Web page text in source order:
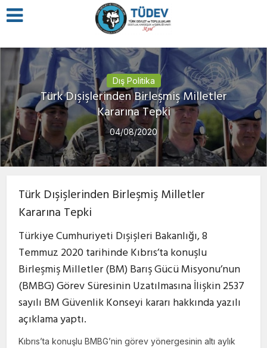
Dış Politika
Türk Dışişlerinden Birleşmiş Milletler
Kararına Tepki
04/08/2020
Türk Dışişlerinden Birleşmiş Milletler
Kararına Tepki
Türkiye Cumhuriyeti Dışişleri Bakanlığı, 8
Temmuz 2020 tarihinde Kıbrıs’ta konuşlu
Birleşmiş Milletler (BM) Barış Gücü Misyonu’nun
(BMBG) Görev Süresinin Uzatılmasına İlişkin 2537
sayılı BM Güvenlik Konseyi kararı hakkında yazılı
açıklama yaptı.
Kıbrıs’ta konuşlu BMBG’nin görev yönergesinin altı aylık